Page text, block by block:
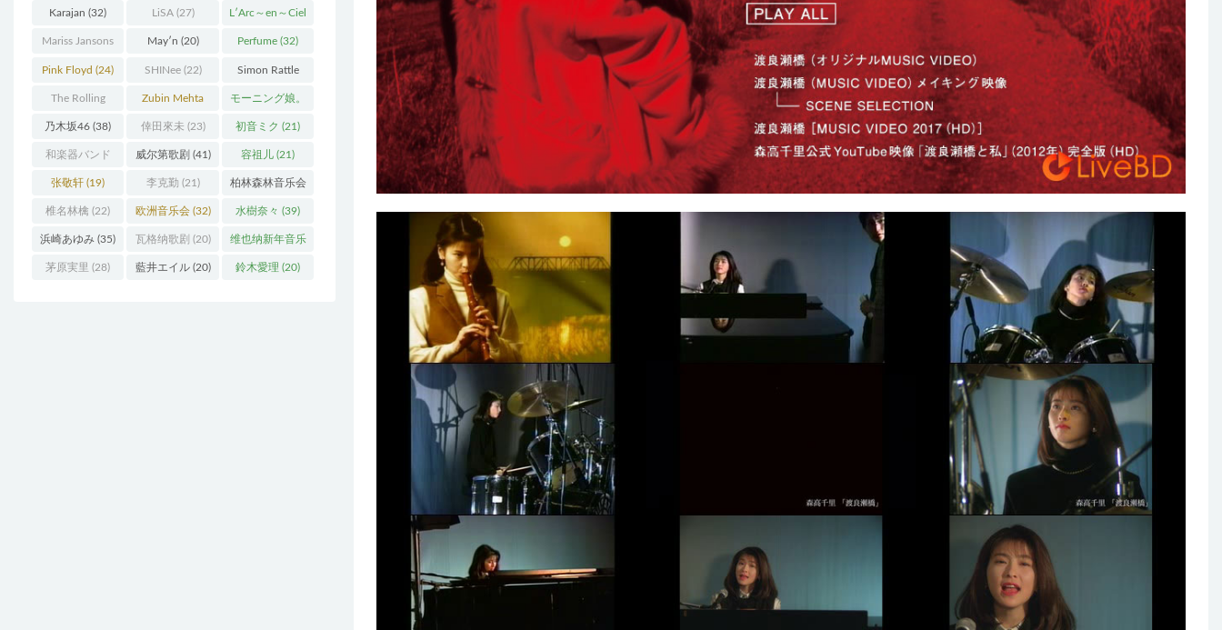
(58) (20)
Karajan (32) LiSA(27) L′Arc～en～Ciel
(41)
Mariss Jansons
(25)
May′n (20) Perfume (32)
Pink Floyd (24) SHINee(22) Simon Rattle
(43)
The Rolling
Stones(30)
Zubin Mehta
(19)
モーニング娘。
(27)
乃木坂46 (38) 倖田來未 (23) 初音ミク (21)
和楽器バンド
(25)
威尔第歌剧 (41) 容祖儿 (21)
张敬轩 (19) 李克勤 (21) 柏林森林音乐会
(22)
椎名林檎 (22) 欧洲音乐会(32) 水樹奈々 (39)
浜崎あゆみ (35) 瓦格纳歌剧 (20) 维也纳新年音乐
会(19)
茅原実里 (28) 藍井エイル(20) 鈴木愛理 (20)